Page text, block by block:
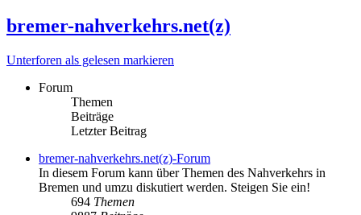
bremer-nahverkehrs.net(z)
Unterforen als gelesen markieren
Forum
Themen
Beiträge
Letzter Beitrag
bremer-nahverkehrs.net(z)-Forum
In diesem Forum kann über Themen des Nahverkehrs in
Bremen und umzu diskutiert werden. Steigen Sie ein!
694 Themen